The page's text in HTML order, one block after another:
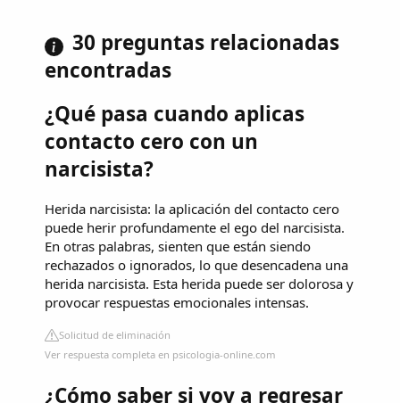
30 preguntas relacionadas
encontradas
¿Qué pasa cuando aplicas
contacto cero con un
narcisista?
Herida narcisista: la aplicación del contacto cero
puede herir profundamente el ego del narcisista.
En otras palabras, sienten que están siendo
rechazados o ignorados, lo que desencadena una
herida narcisista. Esta herida puede ser dolorosa y
provocar respuestas emocionales intensas.
Solicitud de eliminación
Ver respuesta completa en psicologia-online.com
¿Cómo saber si voy a regresar